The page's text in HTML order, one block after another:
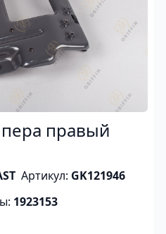
правый
Артикул: GK121946
1923153